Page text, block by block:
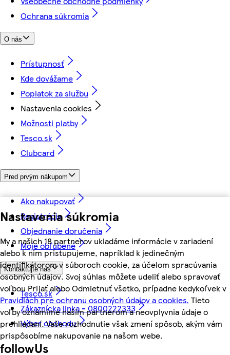
Nastavenia súkromia
My a našich 18 partnerov ukladáme informácie v zariadení
alebo k nim pristupujeme, napríklad k jedinečným
identifikátorom v súboroch cookie, za účelom spracúvania
osobných údajov. Svoj súhlas môžete udeliť alebo spravovať
voľbou Prijať alebo Odmietnuť všetko, prípadne kedykoľvek v
Pravidlách pre ochranu osobných údajov a cookies. Tieto
voľby oznámime našim partnerom a neovplyvnia údaje o
prehliadaní. Vaše rozhodnutie však zmení spôsob, akým vám
prispôsobíme nakupovanie na našom webe.
Ochrana súkromia
O nás
Prístupnosť
Kde dovážame
Poplatok za službu
Nastavenia cookies
Možnosti platby
Tesco.sk
Clubcard
Pred prvým nákupom
Ako nakupovať
Registrácia
Objednanie doručenia
Moje obľúbené
Kontaktujte nás
Tesco.sk
Zákaznícka linka - 0800222333
Výber obchodu
followUs